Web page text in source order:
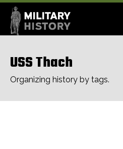
USS Thach
Organizing history by tags.